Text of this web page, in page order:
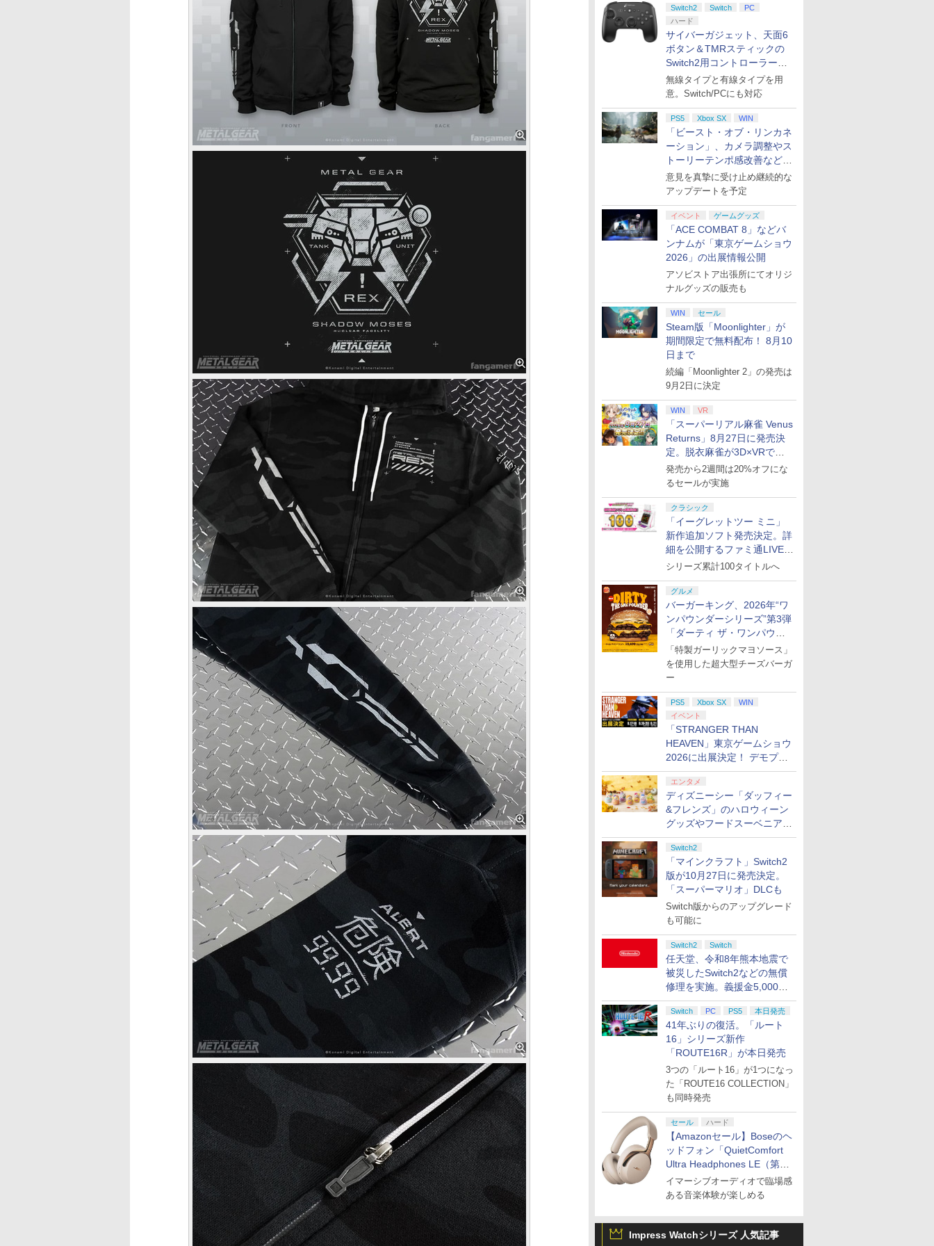
Switch2 Switch
PC
ハード
サイバーガジェット、天面6
ボタン＆TMRスティックの
Switch2用コントローラーを9
月下旬発売！
無線タイプと有線タイプを用
意。Switch/PCにも対応
PS5 Xbox SX WIN
「ビースト・オブ・リンカネ
ーション」、カメラ調整やス
トーリーテンポ感改善などの
アプデを1週間以内に実施
意見を真摯に受け止め継続的な
アップデートを予定
イベント ゲームグッズ
「ACE COMBAT 8」などバ
ンナムが「東京ゲームショウ
2026」の出展情報公開
アソビストア出張所にてオリジ
ナルグッズの販売も
WIN セール
Steam版「Moonlighter」が
期間限定で無料配布！ 8月10
日まで
続編「Moonlighter 2」の発売は
9月2日に決定
WIN VR
「スーパーリアル麻雀 Venus
Returns」8月27日に発売決
定。脱衣麻雀が3D×VRで復
活
発売から2週間は20%オフにな
るセールが実施
クラシック
「イーグレットツー ミニ」
新作追加ソフト発売決定。詳
細を公開するファミ通LIVEが
8月27日20時から配信
シリーズ累計100タイトルへ
グルメ
バーガーキング、2026年“ワ
ンパウンダーシリーズ”第3弾
「ダーティ ザ・ワンパウン
ダー」を8月7日発売
「特製ガーリックマヨソース」
を使用した超大型チーズバーガ
ー
PS5 Xbox SX
WIN
イベント
「STRANGER THAN
HEAVEN」東京ゲームショウ
2026に出展決定！ デモプレ
イや体験型展示も
エンタメ
ディズニーシー「ダッフィー
&フレンズ」のハロウィーン
グッズやフードスーベニアが
8月25日より発売
Switch2
「マインクラフト」Switch2
版が10月27日に発売決定。
「スーパーマリオ」DLCも
Switch版からのアップグレード
も可能に
Switch2 Switch
任天堂、令和8年熊本地震で
被災したSwitch2などの無償
修理を実施。義援金5,000万
円の寄付も発表
Switch PC PS5 本日発売
41年ぶりの復活。「ルート
16」シリーズ新作
「ROUTE16R」が本日発売
3つの「ルート16」が1つになっ
た「ROUTE16 COLLECTION」
も同時発売
セール ハード
【Amazonセール】Boseのヘ
ッドフォン「QuietComfort
Ultra Headphones LE（第2
世代）」などお買い得価格で
登場
イマーシブオーディオで臨場感
ある音楽体験が楽しめる
Impress Watchシリーズ 人気記事